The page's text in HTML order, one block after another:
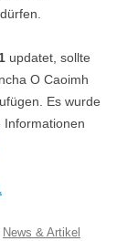
updatet, sollte
O Caoimh
Es wurde
Informationen
News & Artikel